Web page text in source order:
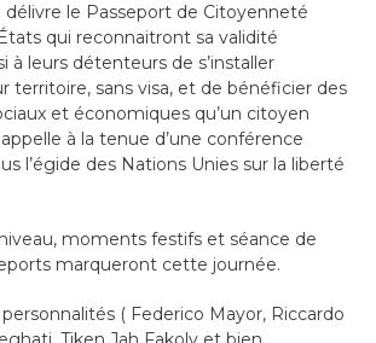
délivre le Passeport de Citoyenneté
qui reconnaitront sa validité
à leurs détenteurs de s’installer
territoire, sans visa, et de bénéficier des
et économiques qu’un citoyen
appelle à la tenue d’une conférence
l’égide des Nations Unies sur la liberté
moments festifs et séance de
marqueront cette journée.
( Federico Mayor, Riccardo